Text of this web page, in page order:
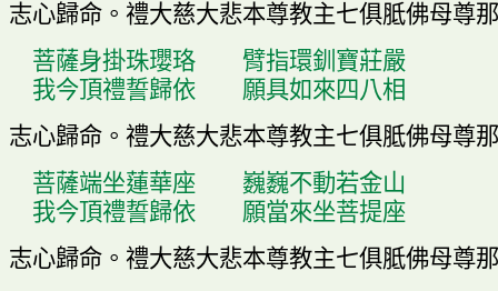
志心歸命。 禮大慈大悲本尊教主七俱胝佛母尊
菩薩身掛珠瓔珞
臂指環釧寶莊嚴
我今頂禮誓歸依
願具如來四八相
志心歸命。 禮大慈大悲本尊教主七俱胝佛母尊
菩薩端坐蓮華座
巍巍不動若金山
我今頂禮誓歸依
願當來坐菩提座
志心歸命。 禮大慈大悲本尊教主七俱胝佛母尊